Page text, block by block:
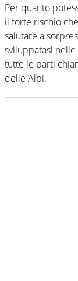
Per quanto
il forte rischio
salutare a
sviluppatasi
tutte le parti
delle Alpi.